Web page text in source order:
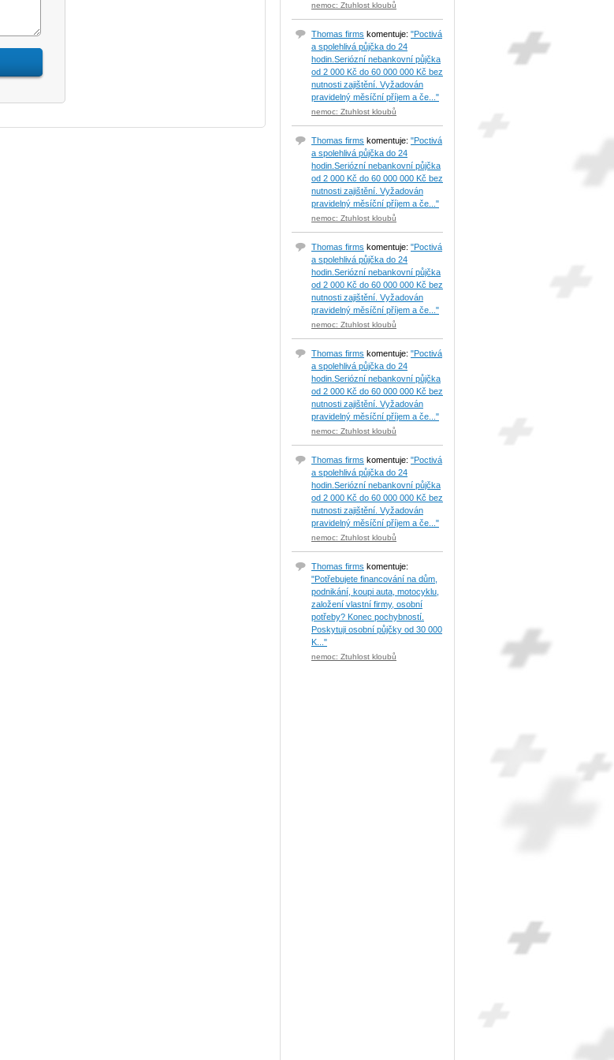
nemoc: Ztuhlost kloubů
Thomas firms komentuje: "Poctivá
a spolehlivá půjčka do 24
hodin.Seriózní nebankovní půjčka
od 2 000 Kč do 60 000 000 Kč bez
nutnosti zajištění. Vyžadován
pravidelný měsíční příjem a če..."
nemoc: Ztuhlost kloubů
Thomas firms komentuje: "Poctivá
a spolehlivá půjčka do 24
hodin.Seriózní nebankovní půjčka
od 2 000 Kč do 60 000 000 Kč bez
nutnosti zajištění. Vyžadován
pravidelný měsíční příjem a če..."
nemoc: Ztuhlost kloubů
Thomas firms komentuje: "Poctivá
a spolehlivá půjčka do 24
hodin.Seriózní nebankovní půjčka
od 2 000 Kč do 60 000 000 Kč bez
nutnosti zajištění. Vyžadován
pravidelný měsíční příjem a če..."
nemoc: Ztuhlost kloubů
Thomas firms komentuje: "Poctivá
a spolehlivá půjčka do 24
hodin.Seriózní nebankovní půjčka
od 2 000 Kč do 60 000 000 Kč bez
nutnosti zajištění. Vyžadován
pravidelný měsíční příjem a če..."
nemoc: Ztuhlost kloubů
Thomas firms komentuje: "Poctivá
a spolehlivá půjčka do 24
hodin.Seriózní nebankovní půjčka
od 2 000 Kč do 60 000 000 Kč bez
nutnosti zajištění. Vyžadován
pravidelný měsíční příjem a če..."
nemoc: Ztuhlost kloubů
Thomas firms komentuje:
"Potřebujete financování na dům,
podnikání, koupi auta, motocyklu,
založení vlastní firmy, osobní
potřeby? Konec pochybností.
Poskytuji osobní půjčky od 30 000
K..."
nemoc: Ztuhlost kloubů